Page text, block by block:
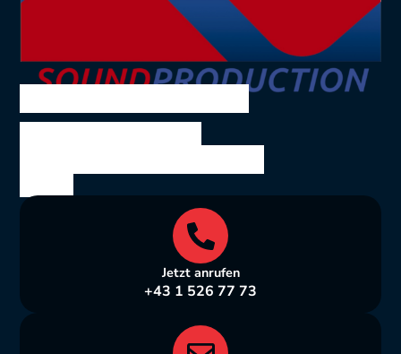
SOUND PRODUCTION
Wien
Jetzt anrufen
+43 1 526 77 73